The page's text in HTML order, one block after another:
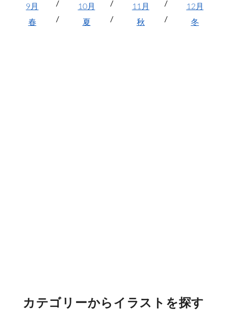
9月
10月 11月
12月
春
夏 秋 冬
カテゴリーからイラストを探す